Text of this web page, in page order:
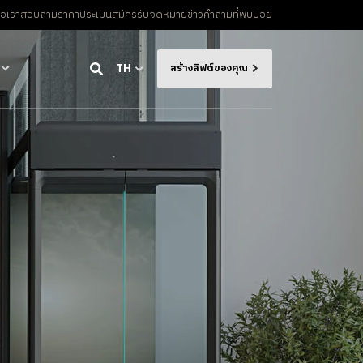
ราสอบถามราคาประเมินสมัครรับจดหมายข่าวคําถามที่พบบ่อย
TH สร้างลิฟต์ของคุณ